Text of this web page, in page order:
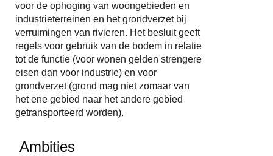
voor de ophoging van woongebieden en
industrieterreinen en het grondverzet bij
verruimingen van rivieren. Het besluit geeft
regels voor gebruik van de bodem in relatie
tot de functie (voor wonen gelden strengere
eisen dan voor industrie) en voor
grondverzet (grond mag niet zomaar van
het ene gebied naar het andere gebied
getransporteerd worden).
Ambities